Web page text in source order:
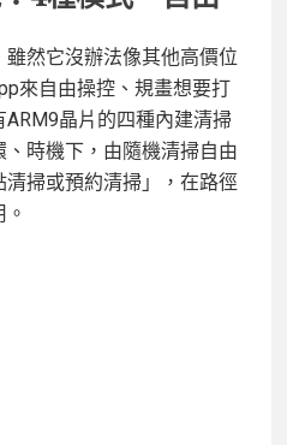
然它沒辦法像其他高價位
來自由操控、規畫想要打
晶片的四種內建清掃
時機下，由隨機清掃自由
掃或預約清掃」，在路徑